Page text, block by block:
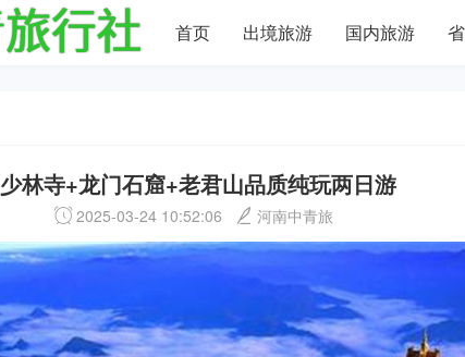
首页 出境旅游 国内旅游
少林寺+龙门石窟+老君山品质纯玩两日游
2025-03-24 10:52:06 河南中青旅